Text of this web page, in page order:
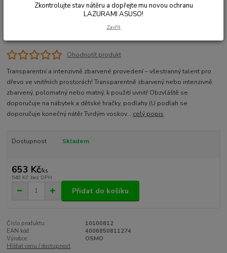
Ohodnotit produkt
Transparentní a intenzivně zbarvené provedení – všestranný talent pro
dřevo ve vnitřních prostorách! Transparentně zbarvený nebo intenzivně
zbarvený, polomatný nebo matný, k použití uvnitř Obzvláště se
doporučuje na nábytek a dětské hračky, podlahy (U podlah se
doporučuje konečný nátěr Tvrdým voskov... celý popis
Dostupnost Skladem
653 Kč/ks
540 Kč bez DPH
Přidat do košíku
Číslo produktu:
10100812
EAN kód:
4006850811274
Výrobce:
OSMO
Hlídat cenu / dostupnost
Zkontrolujte stav nátěru a dopřejte mu novou ochranu
LAZURAMI ASUSO!
Zavřít